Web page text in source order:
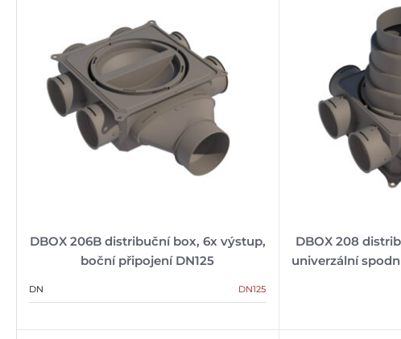
DBOX 206B distribuční box, 6x výstup,
boční připojení DN125
DN DN125
DBOX 208
univerzální